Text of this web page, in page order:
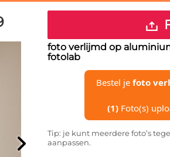
foto verlijmd op
fotolab
Bestel je foto
(1)Foto(s)
Tip: je kunt meerdere foto’s
aanpassen.